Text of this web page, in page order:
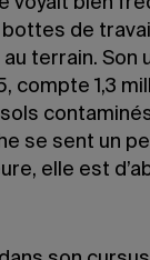
de
terrain. Son
compte 1,3
se sent un
elle est